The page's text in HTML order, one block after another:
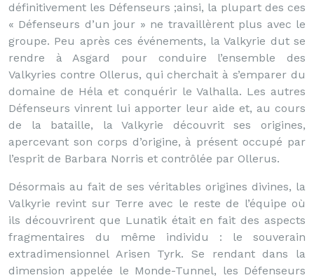
définitivement les Défenseurs ;ainsi, la plupart des ces
« Défenseurs d’un jour » ne travaillèrent plus avec le
groupe. Peu après ces événements, la Valkyrie dut se
rendre à Asgard pour conduire l’ensemble des
Valkyries contre Ollerus, qui cherchait à s’emparer du
domaine de Héla et conquérir le Valhalla. Les autres
Défenseurs vinrent lui apporter leur aide et, au cours
de la bataille, la Valkyrie découvrit ses origines,
apercevant son corps d’origine, à présent occupé par
l’esprit de Barbara Norris et contrôlée par Ollerus.
Désormais au fait de ses véritables origines divines, la
Valkyrie revint sur Terre avec le reste de l’équipe où
ils découvrirent que Lunatik était en fait des aspects
fragmentaires du même individu : le souverain
extradimensionnel Arisen Tyrk. Se rendant dans la
dimension appelée le Monde-Tunnel, les Défenseurs